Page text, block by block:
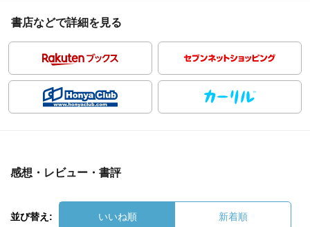
書店などで詳細を見る
感想・レビュー・書評
並び替え: いいね順 新着順